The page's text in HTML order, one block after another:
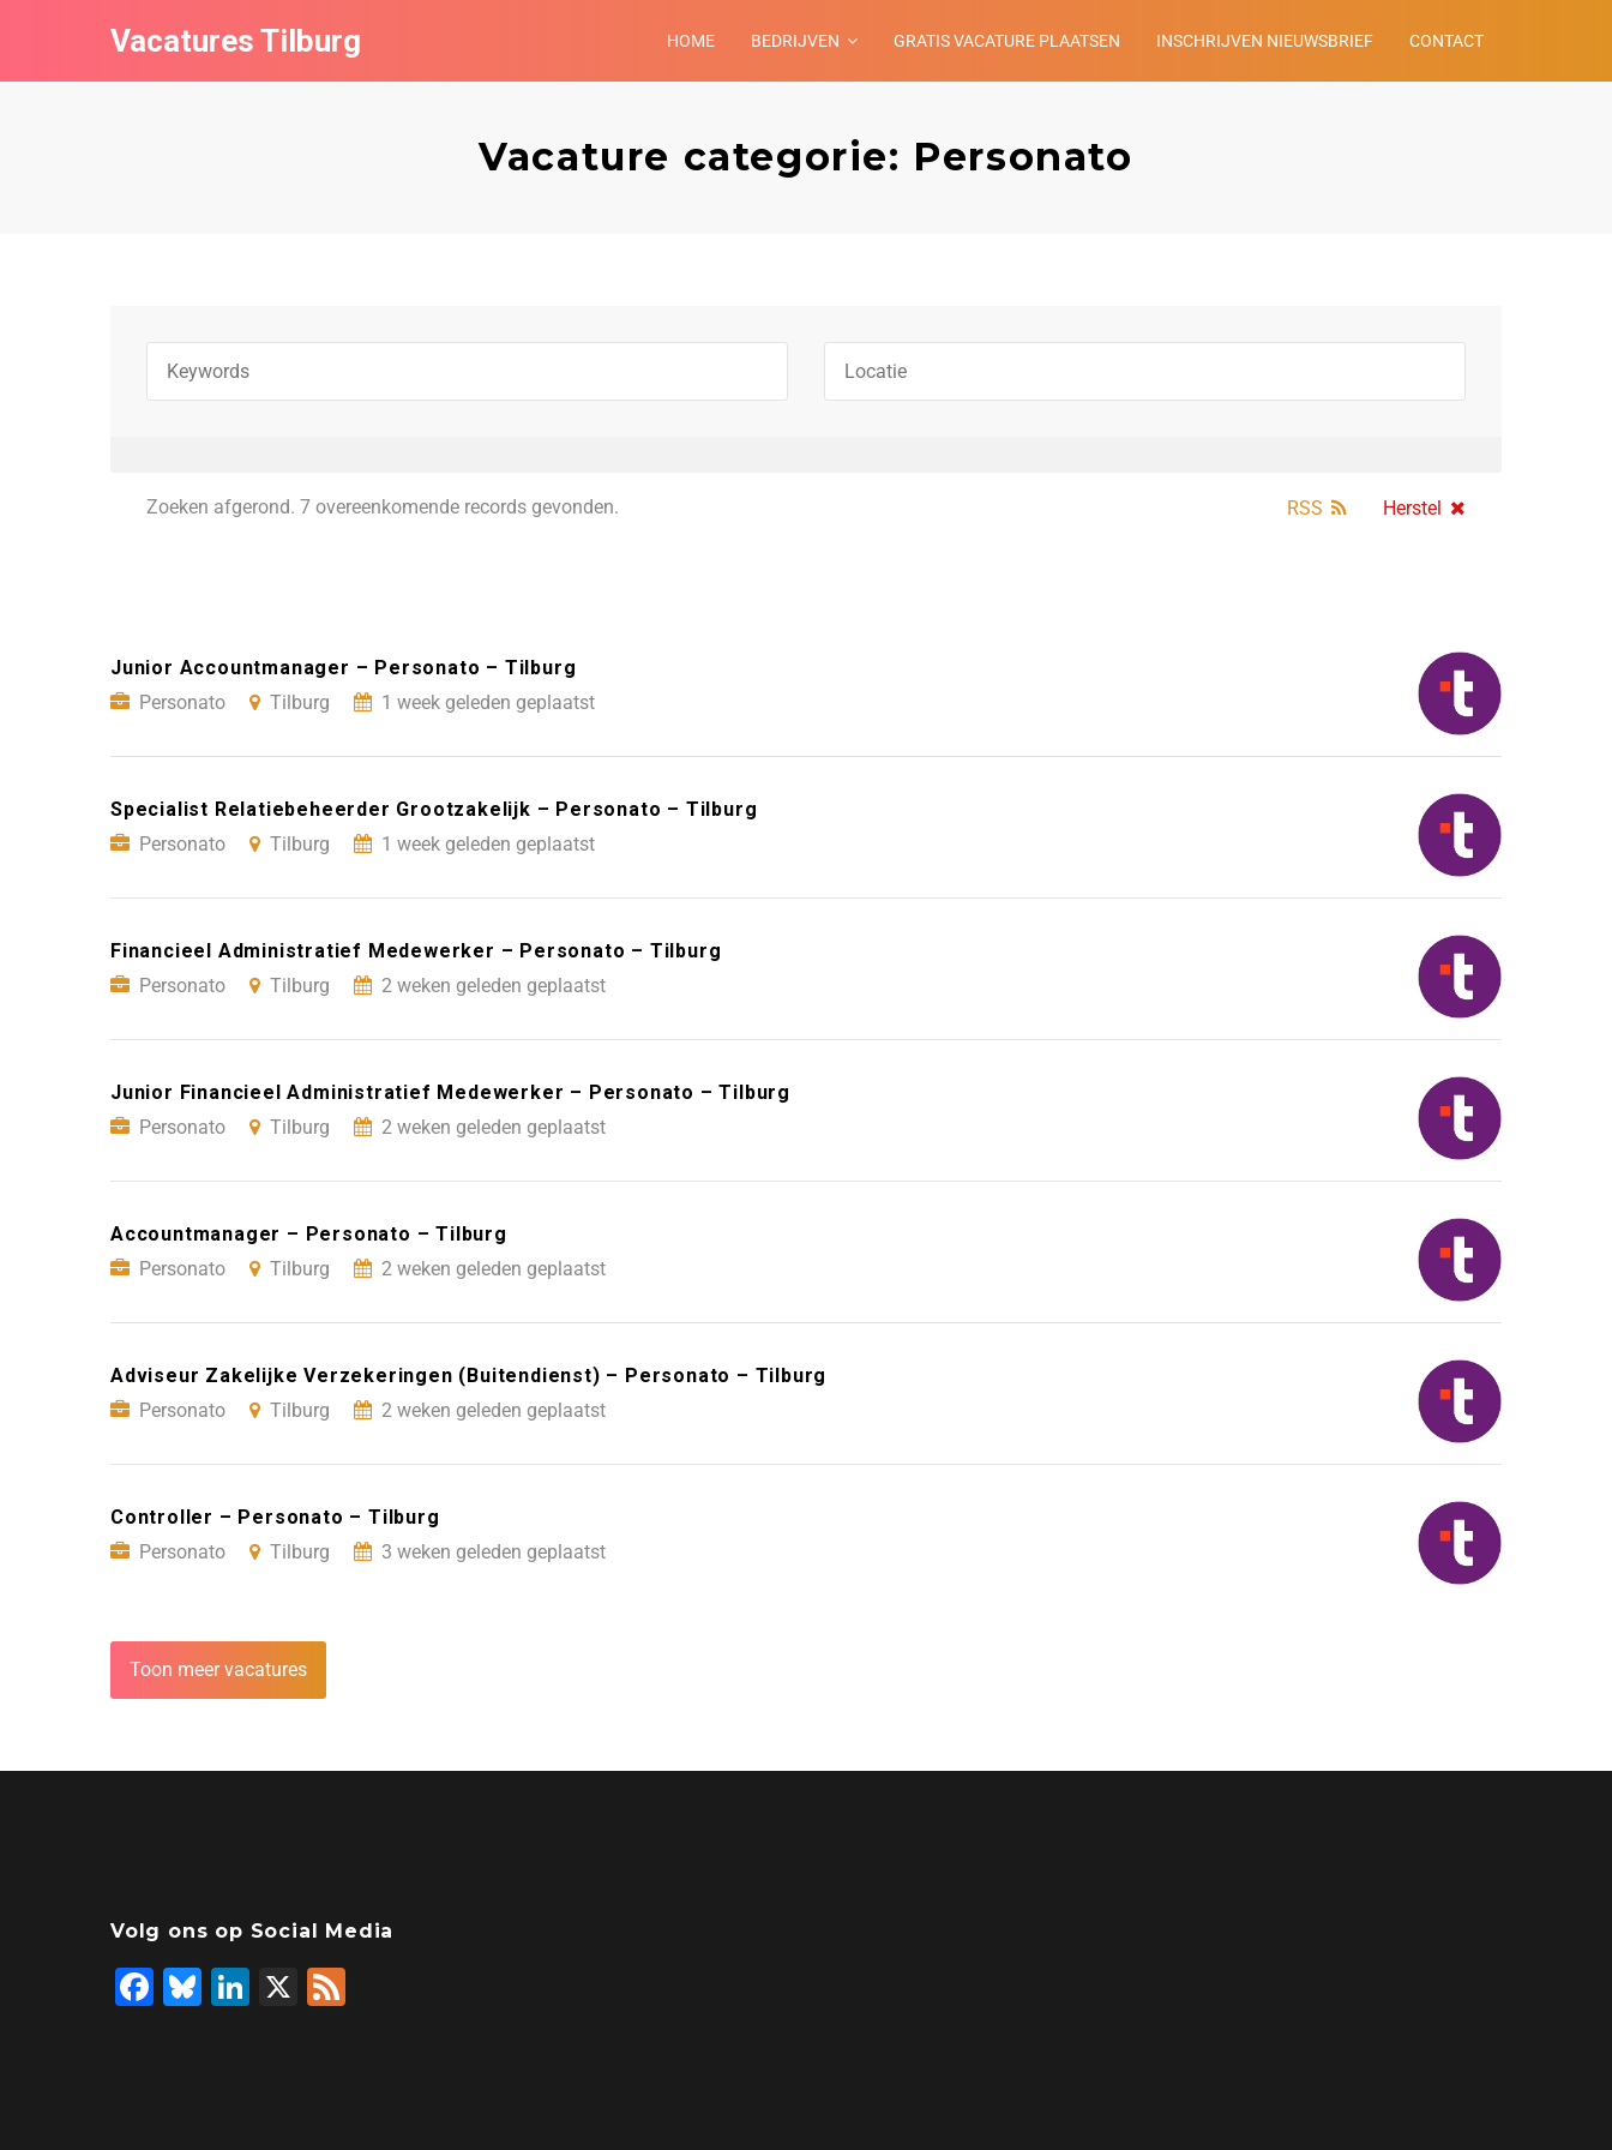
Vacatures Tilburg HOME BEDRIJVEN GRATIS VACATURE PLAATSEN INSCHRIJVEN NIEUWSBRIEF CONTACT
Vacature categorie: Personato
Zoeken afgerond. 7 overeenkomende records gevonden. Herstel
RSS
Junior Accountmanager – Personato – Tilburg
Personato
Tilburg 1 week geleden geplaatst
Specialist Relatiebeheerder Grootzakelijk – Personato – Tilburg
Personato
Tilburg 1 week geleden geplaatst
Financieel Administratief Medewerker – Personato – Tilburg
Personato
Tilburg 2 weken geleden geplaatst
Junior Financieel Administratief Medewerker – Personato – Tilburg
Personato
Tilburg 2 weken geleden geplaatst
Accountmanager – Personato – Tilburg
Personato
Tilburg 2 weken geleden geplaatst
Adviseur Zakelijke Verzekeringen (Buitendienst) – Personato – Tilburg
Personato
Tilburg 2 weken geleden geplaatst
Controller – Personato – Tilburg
Personato
Tilburg 3 weken geleden geplaatst
Toon meer vacatures
Volg ons op Social Media
F
Bl
Li
X